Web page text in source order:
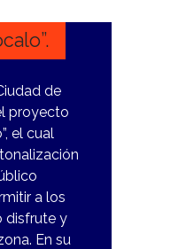
de
proyecto
el cual
a los
disfrute y
En su